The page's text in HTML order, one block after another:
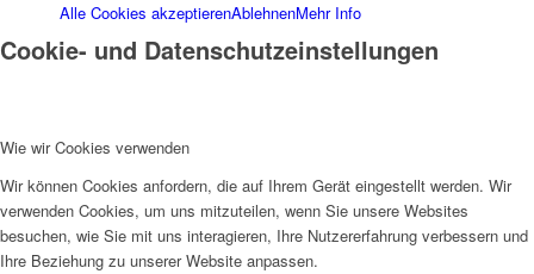
Alle Cookies akzeptierenAblehnenMehr Info
Cookie- und Datenschutzeinstellungen
Wie wir Cookies verwenden
Wir können Cookies anfordern, die auf Ihrem Gerät eingestellt werden. Wir
verwenden Cookies, um uns mitzuteilen, wenn Sie unsere Websites
besuchen, wie Sie mit uns interagieren, Ihre Nutzererfahrung verbessern und
Ihre Beziehung zu unserer Website anpassen.